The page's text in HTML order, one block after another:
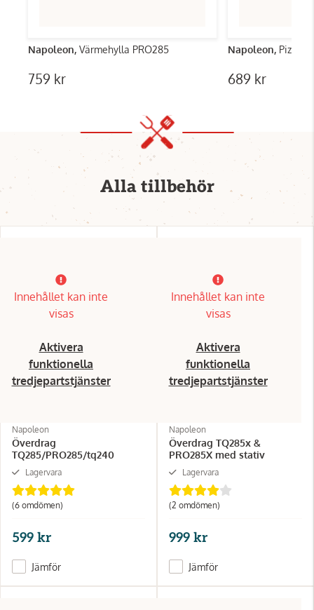
Napoleon, Värmehylla PRO285
759 kr
Napoleon,
689 kr
Alla tillbehör
Innehållet kan inte
visas
Aktivera
funktionella
tredjepartstjänster
Napoleon
Överdrag
TQ285/PRO285/tq240
Lagervara
(6 omdömen)
599 kr
Jämför
Innehållet kan inte
visas
Aktivera
funktionella
tredjepartstjänster
Napoleon
Överdrag TQ285x &
PRO285X med stativ
Lagervara
(2 omdömen)
999 kr
Jämför